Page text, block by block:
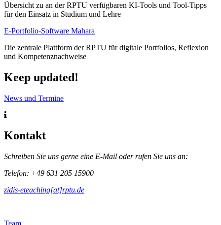
Übersicht zu an der RPTU verfügbaren KI-Tools und Tool-Tipps
für den Einsatz in Studium und Lehre
E-Portfolio-Software Mahara
Die zentrale Plattform der RPTU für digitale Portfolios, Reflexion
und Kompetenznachweise
Keep updated!
News und Termine
Kontakt
Schreiben Sie uns gerne eine E-Mail oder rufen Sie uns an:
Telefon: +49 631 205 15900
zidis-eteaching[at]rptu.de